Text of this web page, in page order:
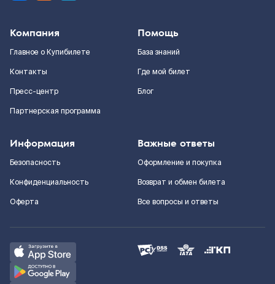
Компания
Главное о Купибилете
Контакты
Пресс-центр
Партнерская программа
Помощь
База знаний
Где мой билет
Блог
Информация
Безопасность
Конфиденциальность
Оферта
Важные ответы
Оформление и покупка
Возврат и обмен билета
Все вопросы и ответы